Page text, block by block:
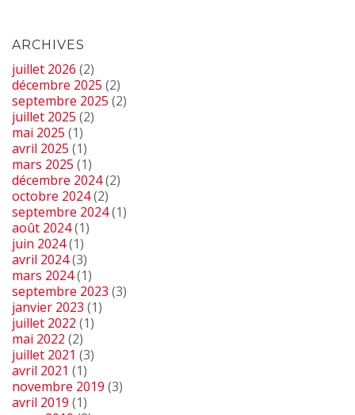
ARCHIVES
juillet 2026 (2)
décembre 2025 (2)
septembre 2025 (2)
juillet 2025 (2)
mai 2025 (1)
avril 2025 (1)
mars 2025 (1)
décembre 2024(2)
octobre 2024(2)
septembre 2024(1)
août 2024(1)
juin 2024(1)
avril 2024(3)
mars 2024(1)
septembre 2023 (3)
janvier 2023 (1)
juillet 2022 (1)
mai 2022 (2)
juillet 2021 (3)
avril 2021 (1)
novembre 2019 (3)
avril 2019 (1)